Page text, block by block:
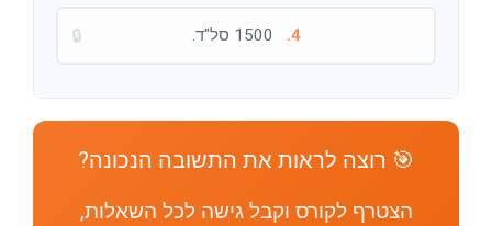
4.
🔒
🎯 רוצה לראות את התשובה הנכונה?
הצטרף לקורס וקבל גישה לכל השאלות,